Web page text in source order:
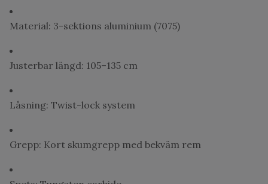
Material: 3-sektions aluminium (7075)
Justerbar längd: 105–135 cm
Låsning: Twist-lock system
Grepp: Kort skumgrepp med bekväm rem